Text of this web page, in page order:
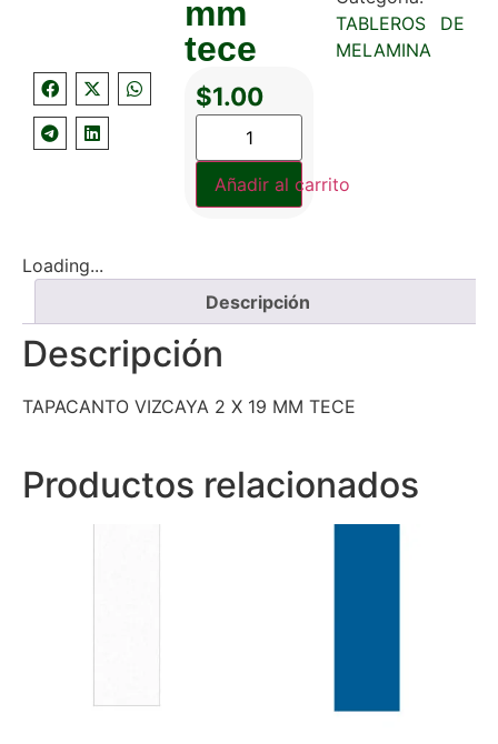
mm
tece
$1.00
Añadir al carrito
TABLEROS DE
MELAMINA
Loading...
Descripción
Descripción
TAPACANTO VIZCAYA 2 X 19 MM TECE
Productos relacionados